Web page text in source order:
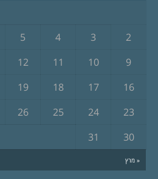
« מרץ
2
3
4
5
9
10
11
12
16
17
18
19
23
24
25
26
30
31